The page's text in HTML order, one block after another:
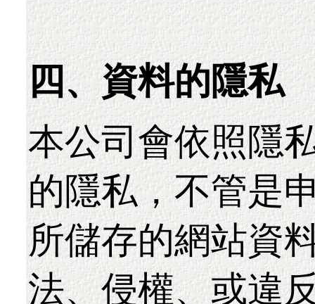
四、資料的隱私
本公司會依照隱
的隱私，不管是
所儲存的網站資
法、侵權、或違